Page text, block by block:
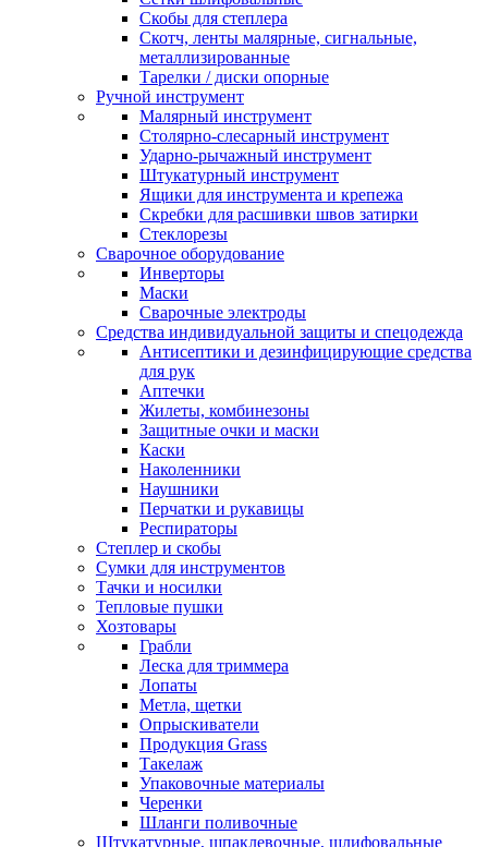
Скобы для степлера
Скотч, ленты малярные, сигнальные,
металлизированные
Тарелки / диски опорные
Ручной инструмент
Малярный инструмент
Столярно-слесарный инструмент
Ударно-рычажный инструмент
Штукатурный инструмент
Ящики для инструмента и крепежа
Скребки для расшивки швов затирки
Стеклорезы
Сварочное оборудование
Инверторы
Маски
Сварочные электроды
Средства индивидуальной защиты и спецодежда
Антисептики и дезинфицирующие средства
для рук
Аптечки
Жилеты, комбинезоны
Защитные очки и маски
Каски
Наколенники
Наушники
Перчатки и рукавицы
Респираторы
Степлер и скобы
Сумки для инструментов
Тачки и носилки
Тепловые пушки
Хозтовары
Грабли
Леска для триммера
Лопаты
Метла, щетки
Опрыскиватели
Продукция Grass
Такелаж
Упаковочные материалы
Черенки
Шланги поливочные
Штукатурные, шпаклевочные, шлифовальные